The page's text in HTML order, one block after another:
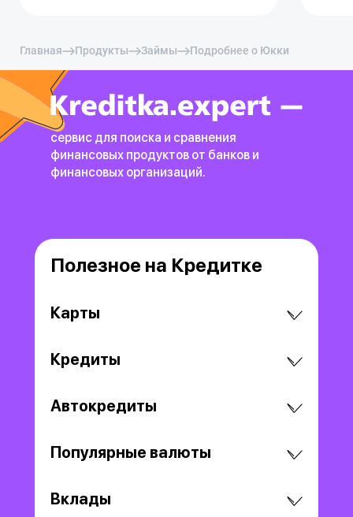
Главная Продукты Займы Подробнее о Юкки
сервис для поиска и сравнения
финансовых продуктов от банков и
финансовых организаций.
Полезное на Кредитке
Карты
Кредиты
Автокредиты
Популярные валюты
Вклады